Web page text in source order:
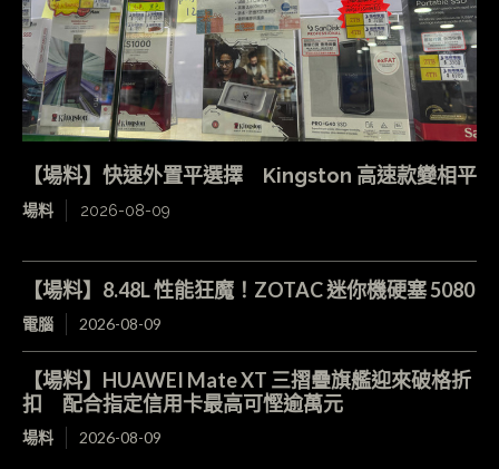
【場料】快速外置平選擇 Kingston 高速款變相平
場料 2026-08-09
【場料】8.48L 性能狂魔！ZOTAC 迷你機硬塞 5080
電腦 2026-08-09
【場料】HUAWEI Mate XT 三摺疊旗艦迎來破格折
扣 配合指定信用卡最高可慳逾萬元
場料 2026-08-09